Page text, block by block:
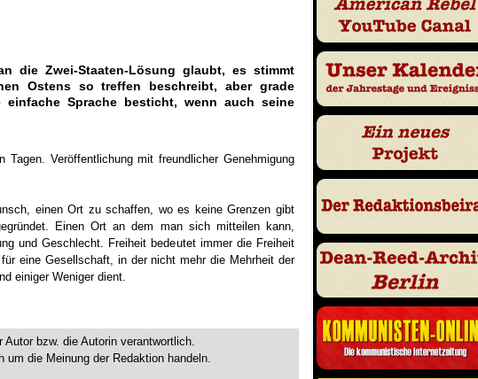
die Zwei-Staaten-Lösung glaubt, es stimmt
Ostens so treffen beschreibt, aber grade
Sprache besticht, wenn auch seine
Tagen. Veröffentlichung mit freundlicher Genehmigung
einen Ort zu schaffen, wo es keine Grenzen gibt
Einen Ort an dem man sich mitteilen kann,
und Geschlecht. Freiheit bedeutet immer die Freiheit
eine Gesellschaft, in der nicht mehr die Mehrheit der
einiger Weniger dient.
bzw. die Autorin verantwortlich.
die Meinung der Redaktion handeln.